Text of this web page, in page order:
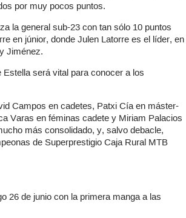
por muy pocos puntos.
la general sub-23 con tan sólo 10 puntos
en júnior, donde Julen Latorre es el líder, en
Jiménez.
será vital para conocer a los
Campos en cadetes, Patxi Cía en máster-
Varas en féminas cadete y Miriam Palacios
más consolidado, y, salvo debacle,
de Superprestigio Caja Rural MTB
26 de junio con la primera manga a las